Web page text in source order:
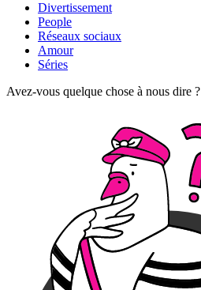
Divertissement
People
Réseaux sociaux
Amour
Séries
Avez-vous quelque chose à nous dire ?